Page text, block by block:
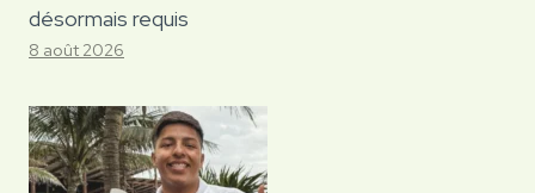
désormais requis
8 août 2026